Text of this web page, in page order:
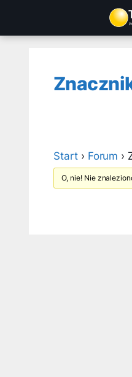
treści
Start › Forum ›
O, nie! Nie